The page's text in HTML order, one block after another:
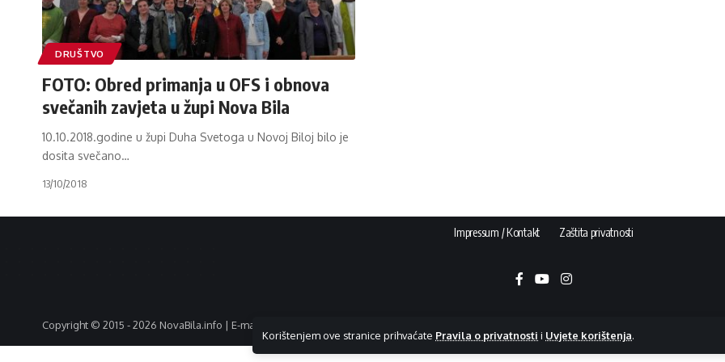
Korištenjem ove stranice prihvaćate Pravila o privatnosti i Uvjete korištenja.
DRUŠTVO
FOTO: Obred primanja u OFS i obnova
svečanih zavjeta u župi Nova Bila
10.10.2018.godine u župi Duha Svetoga u Novoj Biloj bilo je
dosita svečano…
13/10/2018
Impressum / Kontakt Zaštita privatnosti
Copyright © 2015 - 2026 NovaBila.info | E-mail: